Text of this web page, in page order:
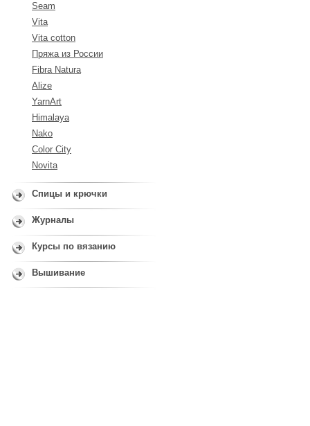
Seam
Vita
Vita cotton
Пряжа из России
Fibra Natura
Alize
YarnArt
Himalaya
Nako
Color City
Novita
Спицы и крючки
Журналы
Курсы по вязанию
Вышивание